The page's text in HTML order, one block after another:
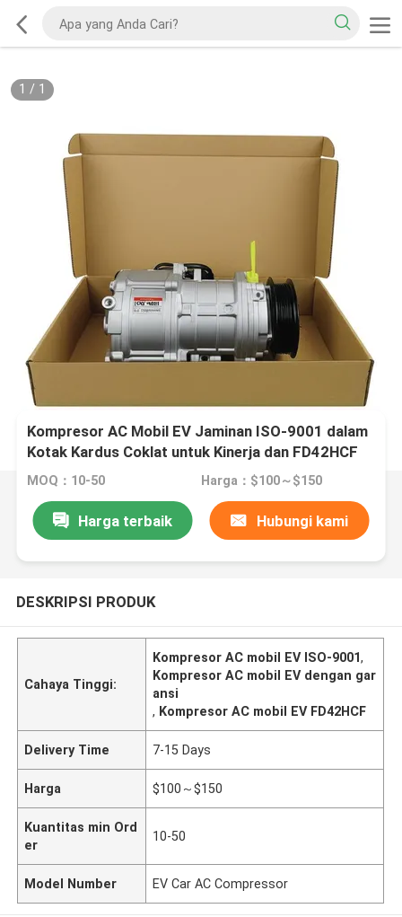
1 / 1
Kompresor AC Mobil EV Jaminan ISO-9001 dalam
Kotak Kardus Coklat untuk Kinerja dan FD42HCF
MOQ：10-50 Harga：$100～$150
Harga terbaik Hubungi kami
DESKRIPSI PRODUK
Cahaya Tinggi:
Kompresor AC mobil EV ISO-9001,
Kompresor AC mobil EV dengan gar
ansi
, Kompresor AC mobil EV FD42HCF
Delivery Time 7-15 Days
Harga $100～$150
Kuantitas min Ord
er
10-50
Model Number EV Car AC Compressor